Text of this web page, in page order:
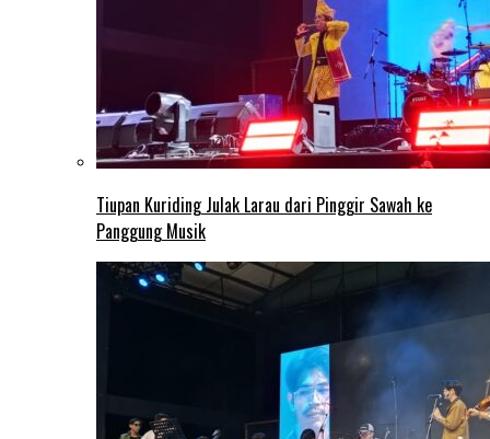
Tiupan Kuriding Julak Larau dari Pinggir Sawah ke
Panggung Musik